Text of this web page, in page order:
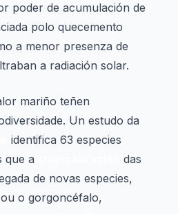
poder de acumulación de
polo quecemento
a menor presenza de
a radiación solar.
mariño teñen
Un estudo da
identifica 63 especies
que a
das
de novas especies,
o gorgoncéfalo,